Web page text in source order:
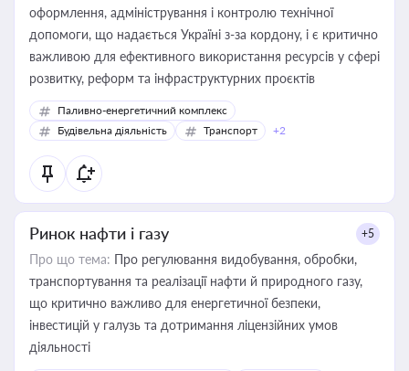
оформлення, адміністрування і контролю технічної
допомоги, що надається Україні з-за кордону, і є критично
важливою для ефективного використання ресурсів у сфері
розвитку, реформ та інфраструктурних проєктів
Паливно-енергетичний комплекс
Будівельна діяльність
Транспорт +2
Ринок нафти і газу +5
Про що тема: Про регулювання видобування, обробки,
транспортування та реалізації нафти й природного газу,
що критично важливо для енергетичної безпеки,
інвестицій у галузь та дотримання ліцензійних умов
діяльності